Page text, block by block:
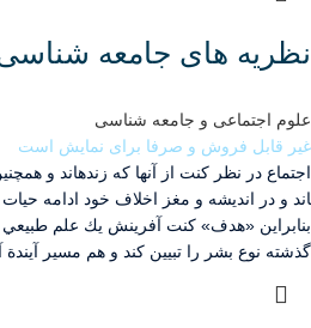
نظریه های جامعه
علوم اجتماعی و جامعه شناسی
غیر قابل فروش و صرفا برای نمایش است
اند و در انديشه و مغز اخلاف خود ادامه
بنابراين «هدف» كنت آفرينش يك علم طبيعي
گذشته نوع بشر را تبيين كند و هم مسير آيندة